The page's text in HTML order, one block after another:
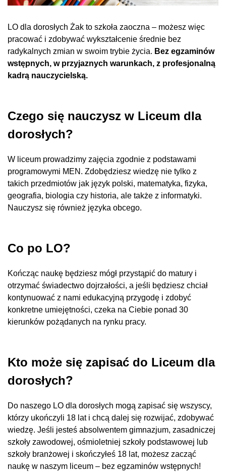
LO dla dorosłych Żak to szkoła zaoczna – możesz więc
pracować i zdobywać wykształcenie średnie bez
radykalnych zmian w swoim trybie życia. Bez egzaminów
wstępnych, w przyjaznych warunkach, z profesjonalną
kadrą nauczycielską.
Czego się nauczysz w Liceum dla
dorosłych?
W liceum prowadzimy zajęcia zgodnie z podstawami
programowymi MEN. Zdobędziesz wiedzę nie tylko z
takich przedmiotów jak język polski, matematyka, fizyka,
geografia, biologia czy historia, ale także z informatyki.
Nauczysz się również języka obcego.
Co po LO?
Kończąc naukę będziesz mógł przystąpić do matury i
otrzymać świadectwo dojrzałości, a jeśli będziesz chciał
kontynuować z nami edukacyjną przygodę i zdobyć
konkretne umiejętności, czeka na Ciebie ponad 30
kierunków pożądanych na rynku pracy.
Kto może się zapisać do Liceum dla
dorosłych?
Do naszego LO dla dorosłych mogą zapisać się wszyscy,
którzy ukończyli 18 lat i chcą dalej się rozwijać, zdobywać
wiedzę. Jeśli jesteś absolwentem gimnazjum, zasadniczej
szkoły zawodowej, ośmioletniej szkoły podstawowej lub
szkoły branżowej i skończyłeś 18 lat, możesz zacząć
naukę w naszym liceum – bez egzaminów wstępnych!